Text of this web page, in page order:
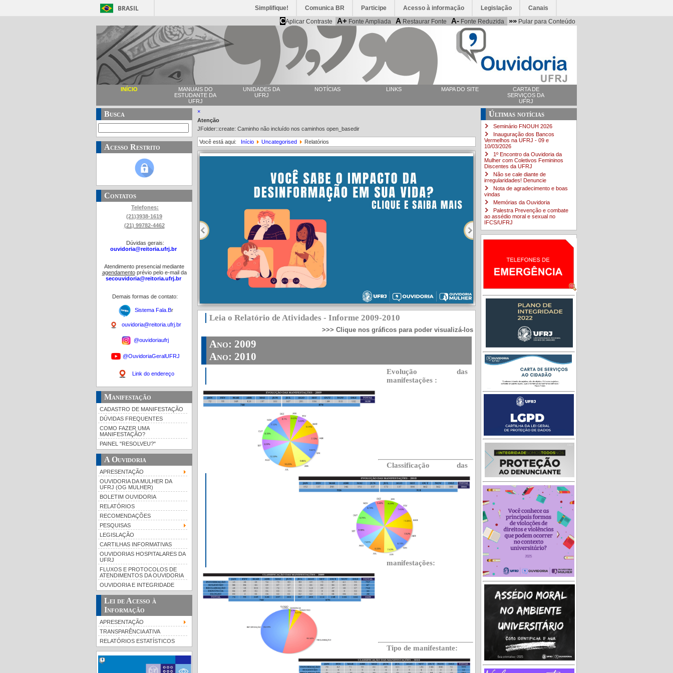
BRASIL Simplifique! Comunica BR Participe Acesso à informação Legislação Canais
CAplicar Contraste A+ Fonte Ampliada A Restaurar Fonte A- Fonte Reduzida »» Pular para Conteúdo
INÍCIO
MANUAIS DO
ESTUDANTE DA
UFRJ
UNIDADES DA
UFRJ
NOTÍCIAS LINKS MAPA DO SITE
CARTA DE
SERVIÇOS DA
UFRJ
Busca
Acesso Restrito
Contatos
Telefones:
(21)3938-1619
(21) 99782-4462
Dúvidas gerais:
ouvidoria@reitoria.ufrj.br
Atendimento presencial mediante
agendamentoprévio pelo e-mail da
secouvidoria@reitoria.ufrj.br
Demais formas de contato:
Sistema Fala.Br
ouvidoria@reitoria.ufrj.br
@ouvidoriaufrj
@OuvidoriaGeralUFRJ
Link do endereço
Manifestação
CADASTRO DE MANIFESTAÇÃO
DÚVIDAS FREQUENTES
COMO FAZER UMA
MANIFESTAÇÃO?
PAINEL "RESOLVEU?"
A Ouvidoria
APRESENTAÇÃO
OUVIDORIA DA MULHER DA
UFRJ (OG MULHER)
BOLETIM OUVIDORIA
RELATÓRIOS
RECOMENDAÇÕES
PESQUISAS
LEGISLAÇÃO
CARTILHAS INFORMATIVAS
OUVIDORIAS HOSPITALARES DA
UFRJ
FLUXOS E PROTOCOLOS DE
ATENDIMENTOS DA OUVIDORIA
OUVIDORIA E INTEGRIDADE
Lei de Acesso à
Informação
APRESENTAÇÃO
TRANSPARÊNCIA ATIVA
RELATÓRIOS ESTATÍSTICOS
×
Atenção
JFolder::create: Caminho não incluído nos caminhos open_basedir
Você está aqui: Início Uncategorised Relatórios
Leia o Relatório de Atividades - Informe 2009-2010
>>> Clique nos gráficos para poder visualizá-los
Ano: 2009
Ano: 2010
Evolução das
manifestações :
Classificação das
manifestações:
Tipo de manifestante:
Últimas notícias
Seminário FNOUH 2026
Inauguração dos Bancos
Vermelhos na UFRJ - 09 e
10/03/2026
1º Encontro da Ouvidoria da
Mulher com Coletivos Femininos
Discentes da UFRJ
Não se cale diante de
irregularidades! Denuncie
Nota de agradecimento e boas
vindas
Memórias da Ouvidoria
Palestra Prevenção e combate
ao assédio moral e sexual no
IFCS/UFRJ